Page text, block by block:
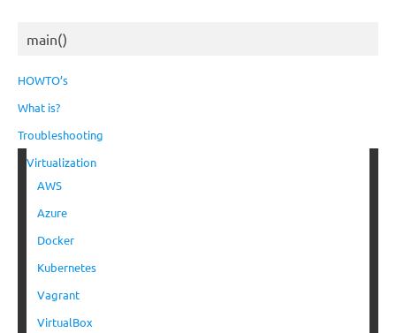
main()
HOWTO’s
What is?
Troubleshooting
Virtualization
AWS
Azure
Docker
Kubernetes
Vagrant
VirtualBox